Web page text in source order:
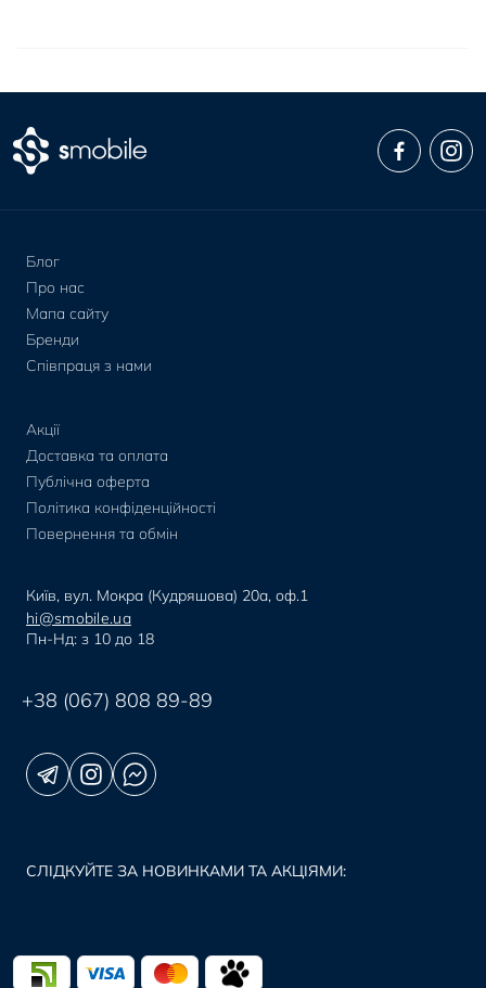
Блог
Про нас
Мапа сайту
Бренди
Співпраця з нами
Акції
Доставка та оплата
Публічна оферта
Політика конфіденційності
Повернення та обмін
Київ, вул. Мокра (Кудряшова) 20а, оф.1
hi@smobile.ua
Пн-Нд: з 10 до 18
+38 (067) 808 89-89
СЛІДКУЙТЕ ЗА НОВИНКАМИ ТА АКЦІЯМИ: